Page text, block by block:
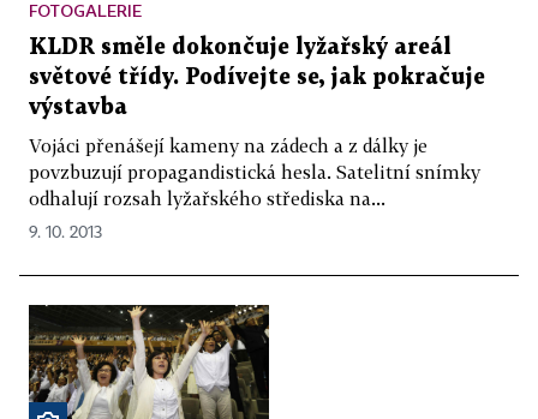
FOTOGALERIE
KLDR směle dokončuje lyžařský areál
světové třídy. Podívejte se, jak pokračuje
výstavba
Vojáci přenášejí kameny na zádech a z dálky je
povzbuzují propagandistická hesla. Satelitní snímky
odhalují rozsah lyžařského střediska na...
9. 10. 2013